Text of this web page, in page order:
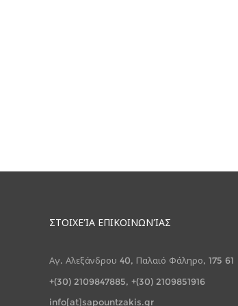
ΣΤΟΙΧΕΊΑ ΕΠΙΚΟΙΝΩΝΊΑΣ
Αγ. Αλεξάνδρου 40, Παλαιό Φάληρο, 175 61
+(30) 2109847885, +(30) 2109851916
info[at]sapountzakis.gr